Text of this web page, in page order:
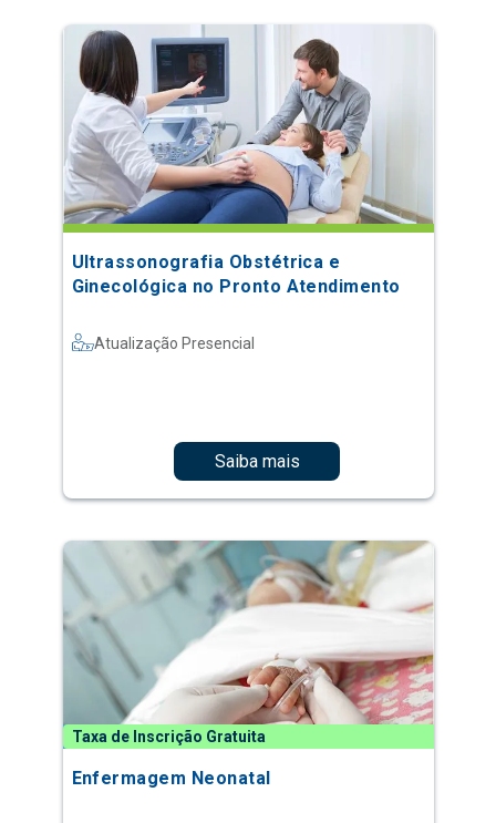
Ultrassonografia Obstétrica e
Ginecológica no Pronto Atendimento
Atualização Presencial
Saiba mais
Taxa de Inscrição Gratuita
Enfermagem Neonatal